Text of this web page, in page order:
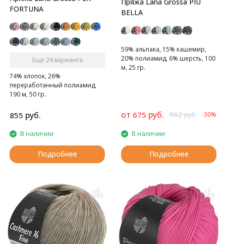
FORTUNA
Ещё 24 варианта
74% хлопок, 26%
переработанный полиамид,
190 м, 50 гр.
лета благодаря охлаждающим
свойствам хлопка.
855 руб.
В наличии
Подробнее
BELLA
59% альпака, 15% кашемир,
20% полиамид, 6% шерсть, 100
м, 25 гр.
от 675 руб. 962руб. -30%
В наличии
Подробнее